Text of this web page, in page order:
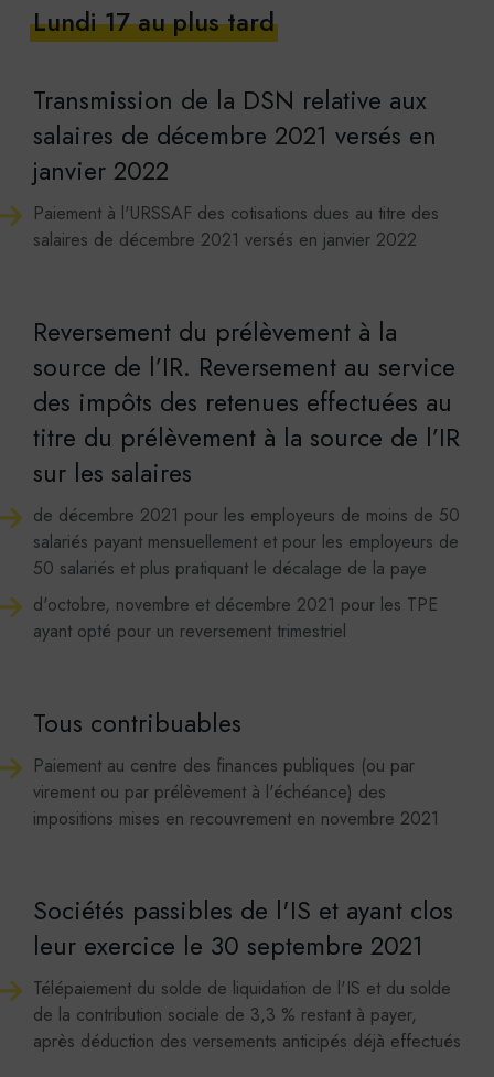
Lundi 17 au plus tard
Transmission de la DSN relative aux
salaires de décembre 2021 versés en
janvier 2022
Paiement à l'URSSAF des cotisations dues au titre des
salaires de décembre 2021 versés en janvier 2022
Reversement du prélèvement à la
source de l’IR. Reversement au service
des impôts des retenues effectuées au
titre du prélèvement à la source de l’IR
sur les salaires
de décembre 2021 pour les employeurs de moins de 50
salariés payant mensuellement et pour les employeurs de
50 salariés et plus pratiquant le décalage de la paye
d'octobre, novembre et décembre 2021 pour les TPE
ayant opté pour un reversement trimestriel
Tous contribuables
Paiement au centre des finances publiques (ou par
virement ou par prélèvement à l'échéance) des
impositions mises en recouvrement en novembre 2021
Sociétés passibles de l'IS et ayant clos
leur exercice le 30 septembre 2021
Télépaiement du solde de liquidation de l'IS et du solde
de la contribution sociale de 3,3 % restant à payer,
après déduction des versements anticipés déjà effectués